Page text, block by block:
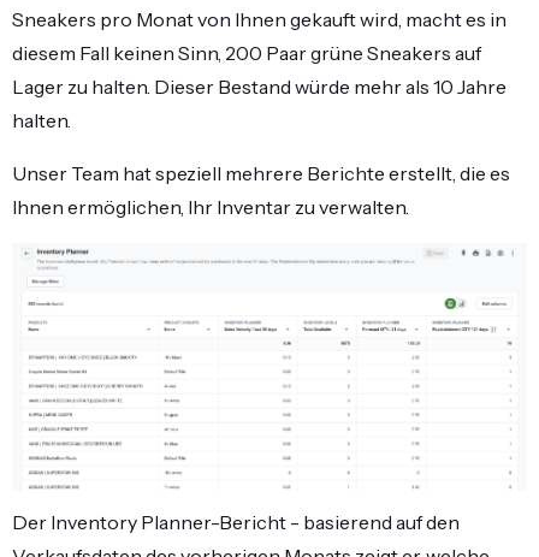
Sneakers pro Monat von Ihnen gekauft wird, macht es in
diesem Fall keinen Sinn, 200 Paar grüne Sneakers auf
Lager zu halten. Dieser Bestand würde mehr als 10 Jahre
halten.
Unser Team hat speziell mehrere Berichte erstellt, die es
Ihnen ermöglichen, Ihr Inventar zu verwalten.
Der Inventory Planner-Bericht - basierend auf den